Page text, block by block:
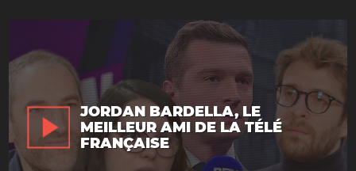
JORDAN BARDELLA, LE
MEILLEUR AMI DE LA TÉLÉ
FRANÇAISE